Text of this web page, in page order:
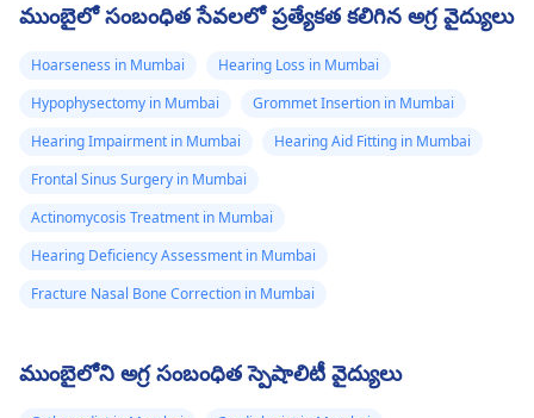
ముంబైలో సంబంధిత సేవలలో ప్రత్యేకత కలిగిన అగ్ర వైద్యులు
Hoarseness in Mumbai
Hearing Loss in Mumbai
Hypophysectomy in Mumbai
Grommet Insertion in Mumbai
Hearing Impairment in Mumbai
Hearing Aid Fitting in Mumbai
Frontal Sinus Surgery in Mumbai
Actinomycosis Treatment in Mumbai
Hearing Deficiency Assessment in Mumbai
Fracture Nasal Bone Correction in Mumbai
ముంబైలోని అగ్ర సంబంధిత స్పెషాలిటీ వైద్యులు